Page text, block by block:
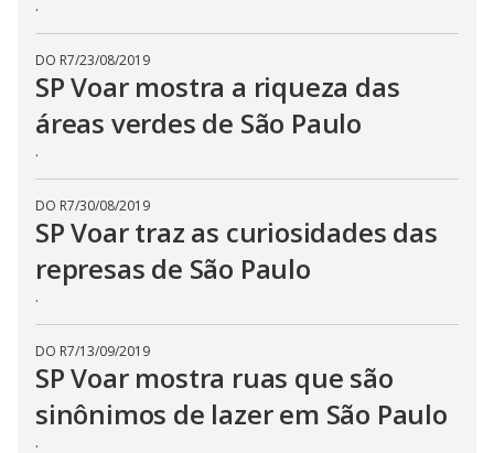
.
DO R7/23/08/2019
SP Voar mostra a riqueza das
áreas verdes de São Paulo
.
DO R7/30/08/2019
SP Voar traz as curiosidades das
represas de São Paulo
.
DO R7/13/09/2019
SP Voar mostra ruas que são
sinônimos de lazer em São Paulo
.